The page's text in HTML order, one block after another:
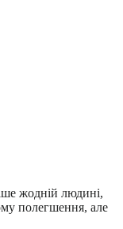
жодній людині,
полегшення, але